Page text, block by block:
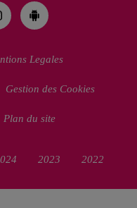
Legales
Gestion des Cookies
Plan du site
2023 2022